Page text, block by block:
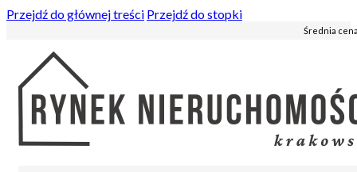
Przejdź do głównej treści Przejdź do stopki
Średnia